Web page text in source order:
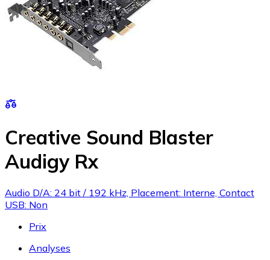
Creative Sound Blaster
Audigy Rx
Audio D/A: 24 bit / 192 kHz, Placement: Interne, Contact
USB: Non
Prix
Analyses